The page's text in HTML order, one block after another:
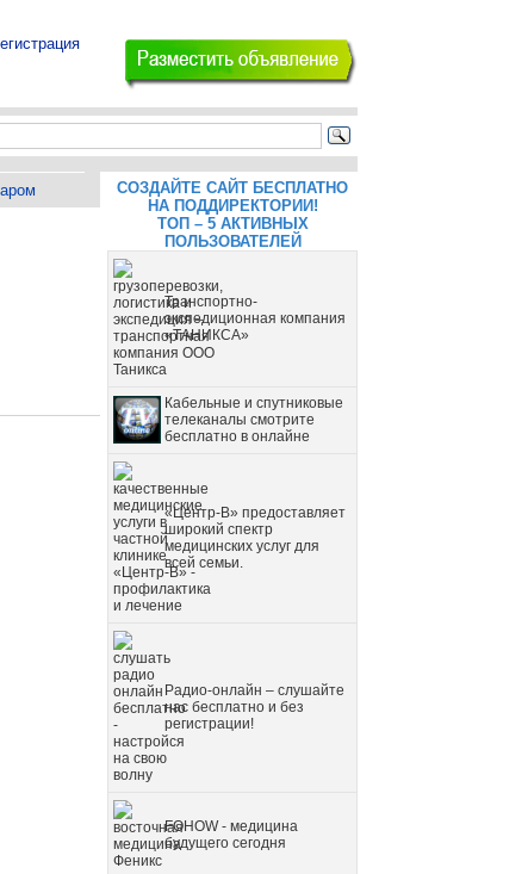
СОЗДАЙТЕ САЙТ БЕСПЛАТНО
НА ПОДДИРЕКТОРИИ!
ТОП – 5 АКТИВНЫХ
ПОЛЬЗОВАТЕЛЕЙ
Транспортно-
экспедиционная компания
«ТАНИКСА»
Кабельные и спутниковые
телеканалы смотрите
бесплатно в онлайне
«Центр-В» предоставляет
широкий спектр
медицинских услуг для
всей семьи.
Радио-онлайн – слушайте
нас бесплатно и без
регистрации!
FOHOW - медицина
будущего сегодня